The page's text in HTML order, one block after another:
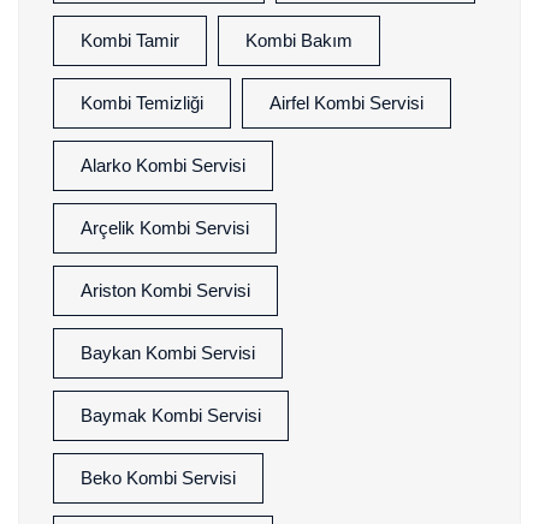
Kombi Tamir Kombi Bakım
Kombi Temizliği Airfel Kombi Servisi
Alarko Kombi Servisi
Arçelik Kombi Servisi
Ariston Kombi Servisi
Baykan Kombi Servisi
Baymak Kombi Servisi
Beko Kombi Servisi